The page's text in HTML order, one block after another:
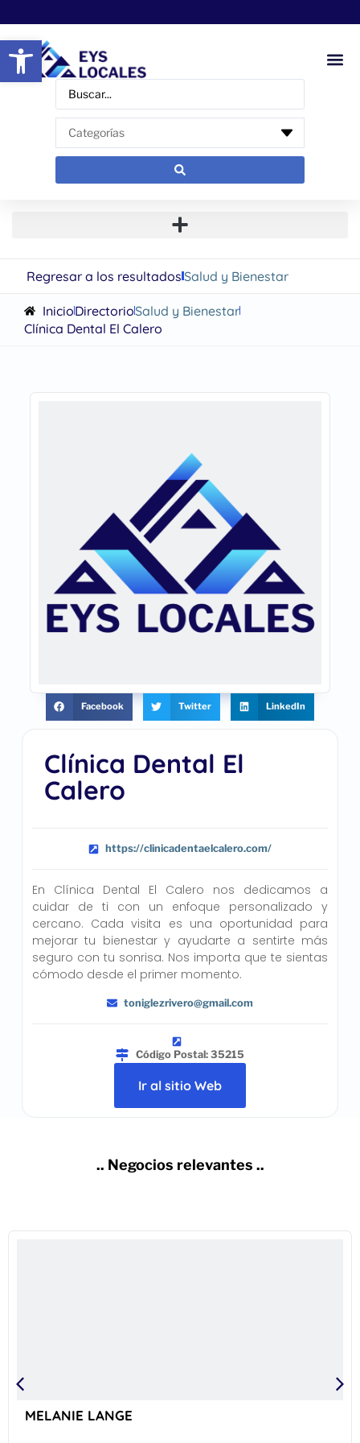
Abrir barra de herramientas
Regresar a los resultadosSalud y Bienestar
InicioDirectorioSalud y Bienestar
Clínica Dental El Calero
Clínica Dental El
Calero
https://clinicadentaelcalero.com/
En Clínica Dental El Calero nos dedicamos a
cuidar de ti con un enfoque personalizado y
cercano. Cada visita es una oportunidad para
mejorar tu bienestar y ayudarte a sentirte más
seguro con tu sonrisa. Nos importa que te sientas
cómodo desde el primer momento.
toniglezrivero@gmail.com
Código Postal: 35215
Ir al sitio Web
Facebook Twitter LinkedIn
.. Negocios relevantes ..
MELANIE LANGE